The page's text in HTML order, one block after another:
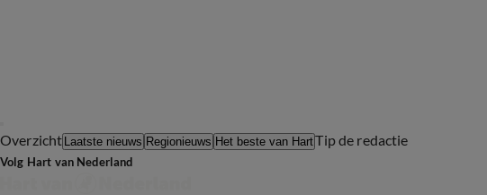
Overzicht Laatste nieuws Regionieuws Het beste van HartTip de redactie
Volg Hart van Nederland